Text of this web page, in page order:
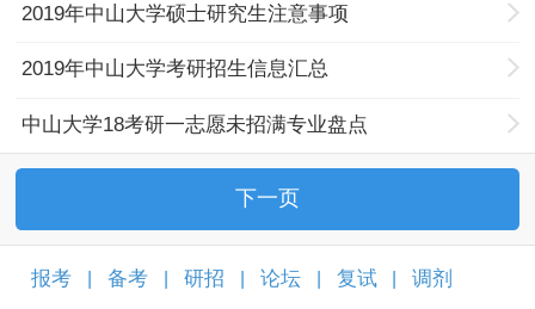
2019年中山大学硕士研究生注意事项
2019年中山大学考研招生信息汇总
中山大学18考研一志愿未招满专业盘点
下一页
报考 备考 研招 论坛 复试 调剂